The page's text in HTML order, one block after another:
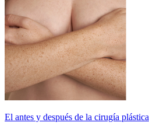
El antes y después de la cirugía plástica